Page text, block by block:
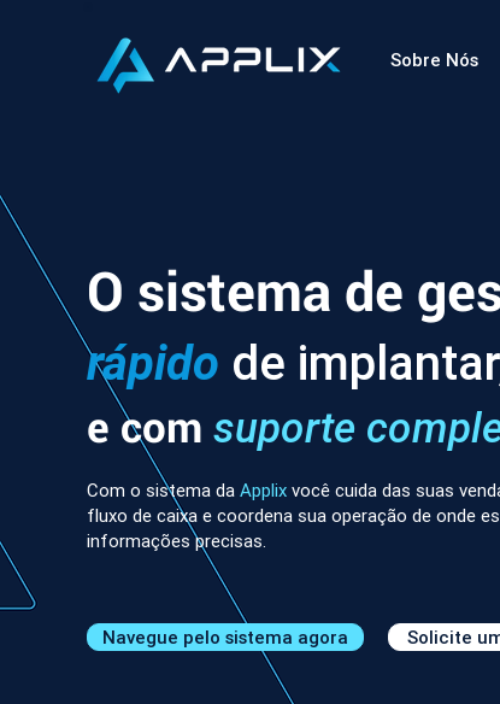
Sobre Nós
Com o sistema da Applix você cuida das suas
fluxo de caixa e coordena sua operação de onde
informações precisas.
Navegue pelo sistema agora Solicite
O sistema de
rápido de
e com suporte